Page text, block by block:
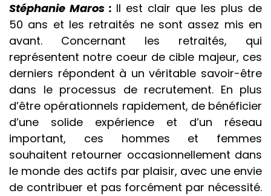
Stéphanie Maros : Il est clair que les plus de
50 ans et les retraités ne sont assez mis en
avant. Concernant les retraités, qui
représentent notre coeur de cible majeur, ces
derniers répondent à un véritable savoir-être
dans le processus de recrutement. En plus
d’être opérationnels rapidement, de bénéficier
d’une solide expérience et d’un réseau
important, ces hommes et femmes
souhaitent retourner occasionnellement dans
le monde des actifs par plaisir, avec une envie
de contribuer et pas forcément par nécessité.